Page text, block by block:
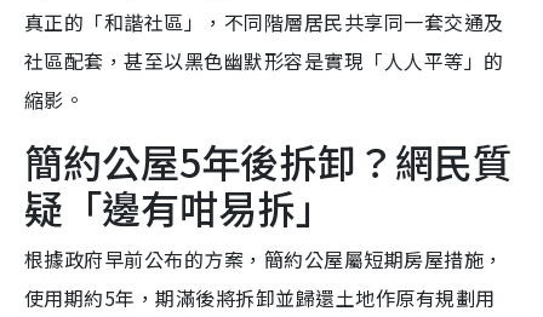
真正的「和諧社區」，不同階層居民共享同一套交通及
社區配套，甚至以黑色幽默形容是實現「人人平等」的
縮影。
簡約公屋5年後拆卸？網民質
疑「邊有咁易拆」
根據政府早前公布的方案，簡約公屋屬短期房屋措施，
使用期約5年，期滿後將拆卸並歸還土地作原有規劃用